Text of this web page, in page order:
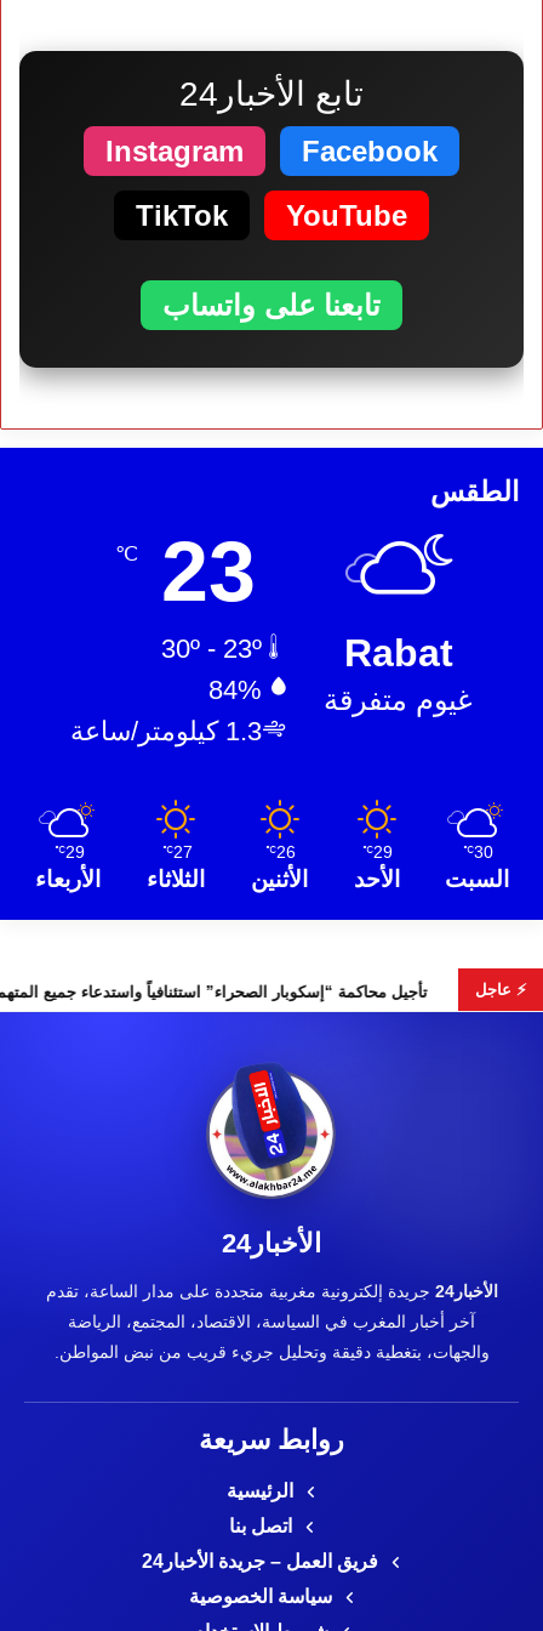
تابع الأخبار24
Facebook
Instagram
YouTube
TikTok
تابعنا على واتساب
الطقس
Rabat
غيوم متفرقة
23
℃
84%
1.3 كيلومتر/ساعة
30
℃
السبت
29
℃
الأحد
26
℃
الأثنين
27
℃
الثلاثاء
29
℃
الأربعاء
⚡ عاجل التشريعية تأجيل محاكمة “إسكوبار الصحراء”
الأخبار24
الأخبار24
جريدة إلكترونية مغربية متجددة على مدار الساعة، تقدم
آخر أخبار المغرب في السياسة، الاقتصاد، المجتمع، الرياضة
والجهات، بتغطية دقيقة وتحليل جريء قريب من نبض المواطن.
روابط سريعة
الرئيسية
اتصل بنا
فريق العمل – جريدة الأخبار24
سياسة الخصوصية